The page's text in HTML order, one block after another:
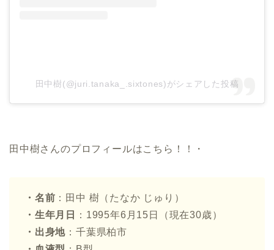
田中樹(@juri.tanaka_.sixtones)がシェアした投稿
田中樹さんのプロフィールはこちら！！・
・名前 ：田中 樹（たなか じゅり）
・生年月日
：1995年6月15日（現在30歳）
・出身地 ：千葉県柏市